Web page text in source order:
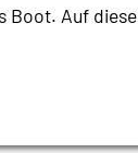
Boot. Auf